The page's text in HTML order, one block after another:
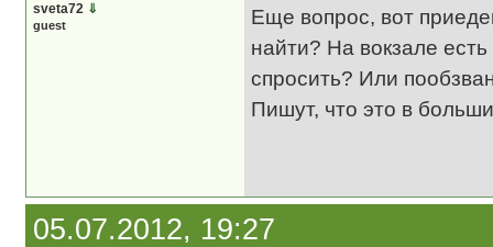
sveta72 ⇓
guest
Еще вопрос, вот
найти? На вокзале
спросить? Или
Пишут, что это в
05.07.2012, 19:27